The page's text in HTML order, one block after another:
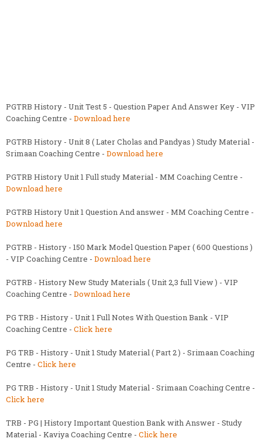
PGTRB History - Unit Test 5 - Question Paper And Answer Key - VIP
Coaching Centre - Download here
PGTRB History - Unit 8 ( Later Cholas and Pandyas ) Study Material -
Srimaan Coaching Centre - Download here
PGTRB History Unit 1 Full study Material - MM Coaching Centre -
Download here
PGTRB History Unit 1 Question And answer - MM Coaching Centre -
Download here
PGTRB - History - 150 Mark Model Question Paper ( 600 Questions )
- VIP Coaching Centre - Download here
PGTRB - History New Study Materials ( Unit 2,3 full View ) - VIP
Coaching Centre - Download here
PG TRB - History - Unit 1 Full Notes With Question Bank - VIP
Coaching Centre - Click here
PG TRB - History - Unit 1 Study Material ( Part 2 ) - Srimaan Coaching
Centre - Click here
PG TRB - History - Unit 1 Study Material - Srimaan Coaching Centre -
Click here
TRB - PG | History Important Question Bank with Answer - Study
Material - Kaviya Coaching Centre - Click here